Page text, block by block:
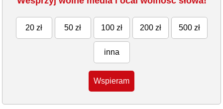
20 zł 50 zł 100 zł 200 zł 500 zł
inna
Wspieram